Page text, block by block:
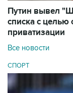
Путин вывел
списка с целью
приватизации
Все новости
СПОРТ